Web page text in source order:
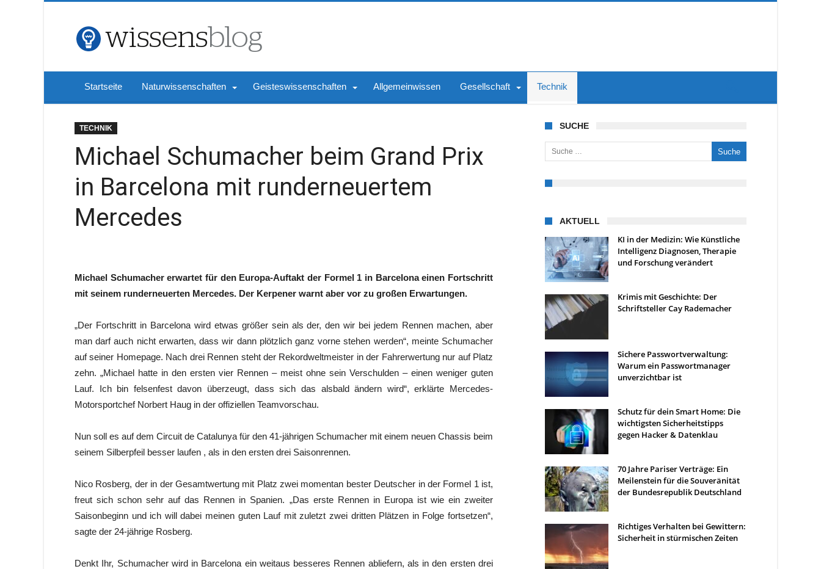
Startseite Naturwissenschaften Geisteswissenschaften Allgemeinwissen Gesellschaft Technik
TECHNIK
Michael Schumacher beim Grand Prix
in Barcelona mit runderneuertem
Mercedes
Michael Schumacher erwartet für den Europa-Auftakt der Formel 1 in Barcelona einen Fortschritt
mit seinem runderneuerten Mercedes. Der Kerpener warnt aber vor zu großen Erwartungen.
„Der Fortschritt in Barcelona wird etwas größer sein als der, den wir bei jedem Rennen machen, aber
man darf auch nicht erwarten, dass wir dann plötzlich ganz vorne stehen werden“, meinte Schumacher
auf seiner Homepage. Nach drei Rennen steht der Rekordweltmeister in der Fahrerwertung nur auf Platz
zehn. „Michael hatte in den ersten vier Rennen – meist ohne sein Verschulden – einen weniger guten
Lauf. Ich bin felsenfest davon überzeugt, dass sich das alsbald ändern wird“, erklärte Mercedes-
Motorsportchef Norbert Haug in der offiziellen Teamvorschau.
Nun soll es auf dem Circuit de Catalunya für den 41-jährigen Schumacher mit einem neuen Chassis beim
seinem Silberpfeil besser laufen , als in den ersten drei Saisonrennen.
Nico Rosberg, der in der Gesamtwertung mit Platz zwei momentan bester Deutscher in der Formel 1 ist,
freut sich schon sehr auf das Rennen in Spanien. „Das erste Rennen in Europa ist wie ein zweiter
Saisonbeginn und ich will dabei meinen guten Lauf mit zuletzt zwei dritten Plätzen in Folge fortsetzen“,
sagte der 24-jährige Rosberg.
Denkt Ihr, Schumacher wird in Barcelona ein weitaus besseres Rennen abliefern, als in den ersten drei
SUCHE
Suche nach:
AKTUELL
KI in der Medizin: Wie Künstliche
Intelligenz Diagnosen, Therapie
und Forschung verändert
Krimis mit Geschichte: Der
Schriftsteller Cay Rademacher
Sichere Passwortverwaltung:
Warum ein Passwortmanager
unverzichtbar ist
Schutz für dein Smart Home: Die
wichtigsten Sicherheitstipps
gegen Hacker & Datenklau
70 Jahre Pariser Verträge: Ein
Meilenstein für die Souveränität
der Bundesrepublik Deutschland
Richtiges Verhalten bei Gewittern:
Sicherheit in stürmischen Zeiten